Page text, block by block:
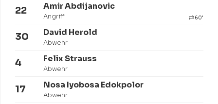
22 Amir Abdijanovic
Angriff 60'
30 David Herold
Abwehr
4 Felix Strauss
Abwehr
17 Nosa Iyobosa Edokpolor
Abwehr